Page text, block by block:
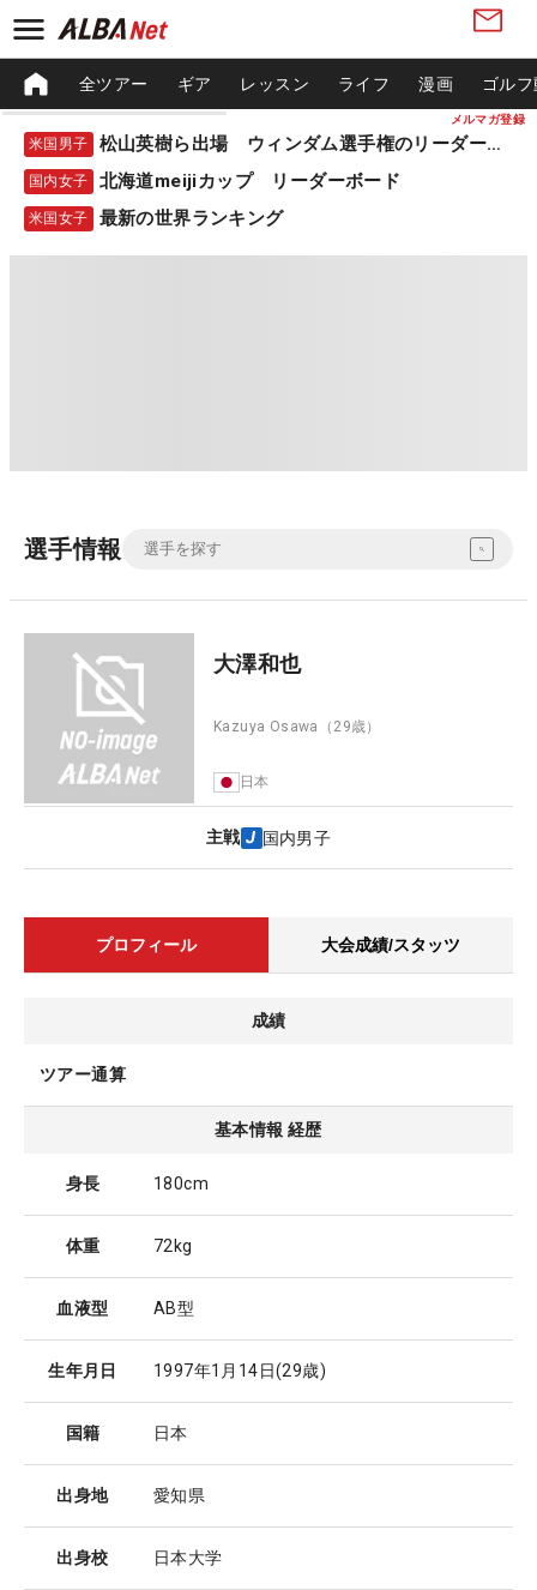
メルマガ登録
全ツアー ギア レッスン ライフ 漫画 ゴル
米国男子 松山英樹ら出場 ウィンダム選手権のリーダーボード
国内女子 北海道meijiカップ リーダーボード
米国女子 最新の世界ランキング
選手情報
大澤和也
Kazuya Osawa （29歳）
日本
主戦 国内男子
プロフィール 大会成績/スタッツ
成績
ツアー通算
基本情報 経歴
身長 180cm
体重 72kg
血液型 AB型
生年月日 1997年1月14日(29歳)
国籍 日本
出身地 愛知県
出身校 日本大学